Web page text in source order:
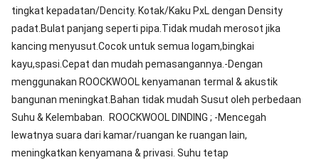
tingkat kepadatan/Dencity. Kotak/Kaku PxL dengan Density
padat.Bulat panjang seperti pipa.Tidak mudah merosot jika
kancing menyusut.Cocok untuk semua logam,bingkai
kayu,spasi.Cepat dan mudah pemasangannya.-Dengan
menggunakan ROOCKWOOL kenyamanan termal & akustik
bangunan meningkat.Bahan tidak mudah Susut oleh perbedaan
Suhu & Kelembaban. ROOCKWOOL DINDING ; -Mencegah
lewatnya suara dari kamar/ruangan ke ruangan lain,
meningkatkan kenyamana & privasi. Suhu tetap